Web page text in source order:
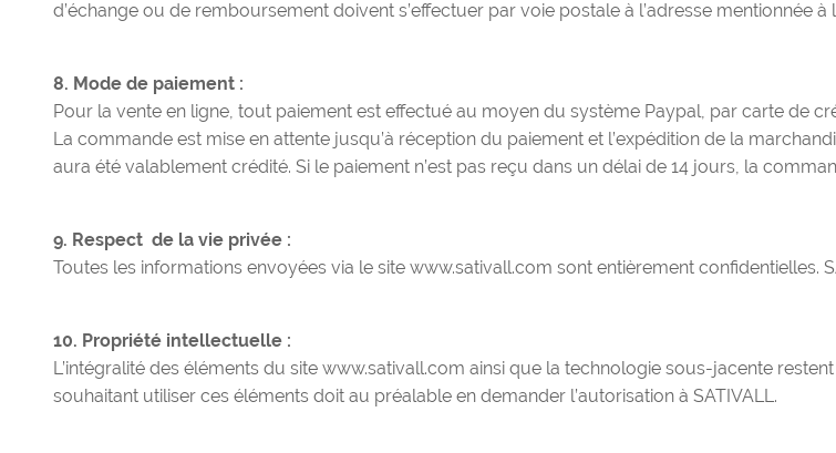
d’échange ou de remboursement doivent s’effectuer par voie postale à l’adresse mentionnée à
8. Mode de paiement :
Pour la vente en ligne, tout paiement est effectué au moyen du système Paypal, par carte de
La commande est mise en attente jusqu’à réception du paiement et l’expédition de la
aura été valablement crédité. Si le paiement n’est pas reçu dans un délai de 14 jours, la
9. Respect de la vie privée :
Toutes les informations envoyées via le site www.sativall.com sont entièrement confidentielles.
10. Propriété intellectuelle :
L’intégralité des éléments du site www.sativall.com ainsi que la technologie sous-jacente
souhaitant utiliser ces éléments doit au préalable en demander l’autorisation à SATIVALL.